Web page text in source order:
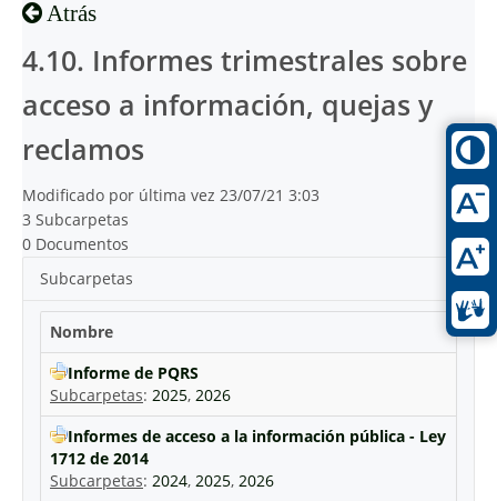
Atrás
4.10. Informes trimestrales sobre
acceso a información, quejas y
reclamos
Modificado por última vez 23/07/21 3:03
3 Subcarpetas
0 Documentos
Subcarpetas
Nombre
Informe de PQRS
Subcarpetas: 2025, 2026
Informes de acceso a la información pública - Ley
1712 de 2014
Subcarpetas: 2024, 2025, 2026